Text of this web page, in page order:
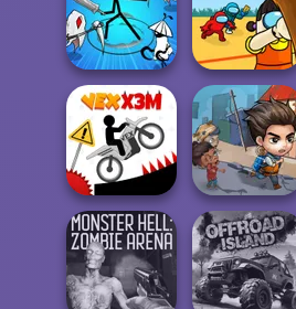
Manga Creator
Vampire Hunter
P...
Manga Creator
Vampire Hunter
P...
Stickman Rogue
Online
Survival 456 But
It Impostor
Vex X3M
Last Day On Earth
Survival